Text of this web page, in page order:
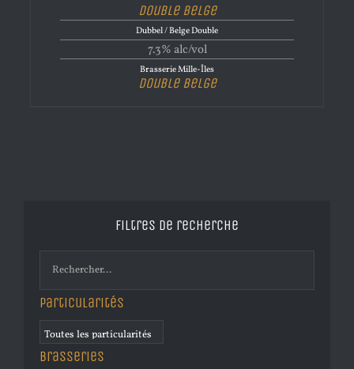
Double Belge
Dubbel / Belge Double
7.3% alc/vol
Brasserie Mille-Îles
Double Belge
Filtres de recherche
Particularités
Brasseries